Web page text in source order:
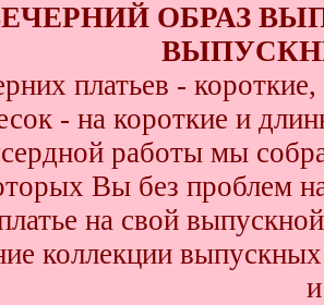
ОБРАЗ
платьев -
- на короткие и
работы мы
Вы без проблем
на свой
коллекции